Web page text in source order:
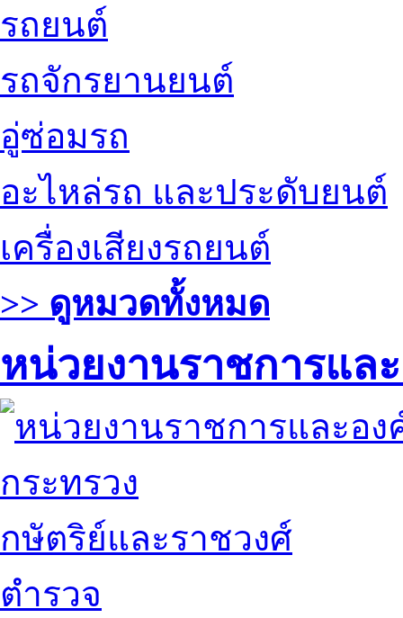
รถยนต์
รถจักรยานยนต์
อู่ซ่อมรถ
อะไหล่รถ และประดับยนต์
เครื่องเสียงรถยนต์
>> ดูหมวดทั้งหมด
หน่วยงานราชการแล
กระทรวง
กษัตริย์และราชวงศ์
ตำรวจ